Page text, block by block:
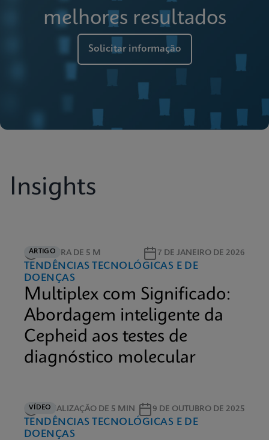
melhores resultados
Solicitar informação
Insights
ARTIGO
LEITURA DE 5 M 7 DE JANEIRO DE 2026
TENDÊNCIAS TECNOLÓGICAS E DE
DOENÇAS
Multiplex com Significado:
Abordagem inteligente da
Cepheid aos testes de
diagnóstico molecular
VÍDEOVISUALIZAÇÃO DE 5 MIN 9 DE OUTUBRO DE 2025
TENDÊNCIAS TECNOLÓGICAS E DE
DOENÇAS